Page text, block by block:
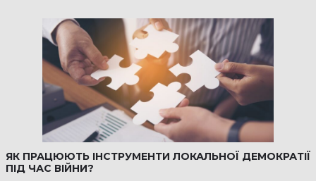
ЯК ПРАЦЮЮТЬ ІНСТРУМЕНТИ ЛОКАЛЬНОЇ ДЕМОКРАТІЇ
ПІД ЧАС ВІЙНИ?